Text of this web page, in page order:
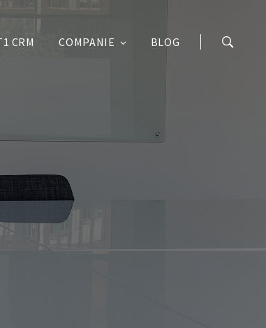
CRM COMPANIE BLOG